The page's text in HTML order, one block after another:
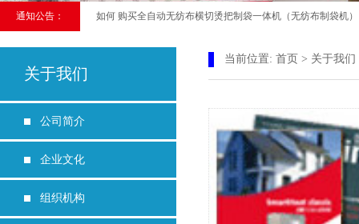
通知公告： 如何 购买全自动无纺布横切烫把制袋一体机（无纺布制袋机
选购无纺布制袋机，应该如何查看无纺布制袋机品质​ 2019-
生产无纺布袋的机械如何选择制袋机 2019-07-06
无纺布制袋机故障，去哪里维修 2019-01-25
无纺布丝网印刷机有什么样的机械性能 2019-01-15
关于我们
公司简介
企业文化
组织机构
当前位置: 首页 > 关于我们